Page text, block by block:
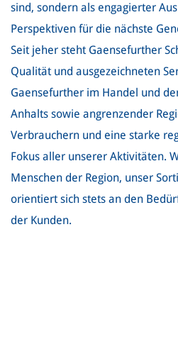
sind, sondern als engagierter
Perspektiven für die nächste
Seit jeher steht Gaensefurther
Qualität und ausgezeichneten
Gaensefurther im Handel und
Anhalts sowie angrenzender
Verbrauchern und eine starke
Fokus aller unserer Aktivitäten.
Menschen der Region, unser
orientiert sich stets an den
der Kunden.